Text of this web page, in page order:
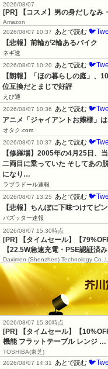
2026/08/07
[PR] 【コスメ】男の身だしなみ
Amazon
2026/08/07 10:37
あとで読む
【悲報】前輪が2輪あるバイク
ネギ速
2026/08/07 10:20
あとで読む
【朗報】「ほの暮らしの庭」、
位互換だとまじで好評
えび通
2026/08/07 10:36
あとで読む
アニメ「ジャイアントお嬢様」
オタク.com
2026/08/07 10:37
あとで読む
【修羅場】2005年の4月25日、
二両目に乗っていた そしてあの
になり…
ラブラドール速報
2026/08/07 13:25
あとで読む
【悲報】ちんぽに下味つけてピ
バズッター速報
2026/08/07 15:30時点
[PR] 【タイムセール】【
【22.5W急速充電・PSE認証済
Daximen (Shenzhen) Technology
2026/08/07 15:30時点
[PR] 【タイムセール】【
機能 フラットテーブル レンジ …
TOSHIBA(東芝)
2026/08/07 14:31
あとで読む